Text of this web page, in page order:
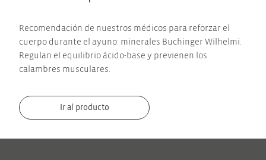
Recomendación de nuestros médicos para reforzar el
cuerpo durante el ayuno: minerales Buchinger Wilhelmi.
Regulan el equilibrio ácido-base y previenen los
calambres musculares.
Ir al producto